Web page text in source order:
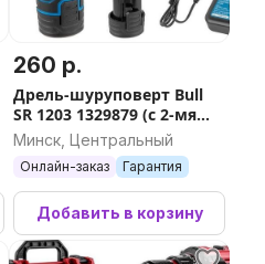
260 р.
Дрель-шуруповерт Bull
SR 1203 1329879 (с 2-мя
АКБ, кейс)
Минск, Центральный
Онлайн-заказ Гарантия
Добавить в корзину